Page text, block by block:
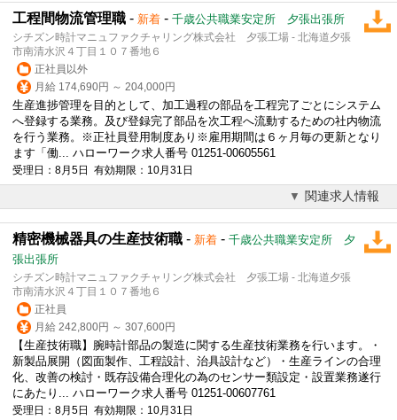
工程間物流管理職 - 新着 - 千歳公共職業安定所 夕張出張所
シチズン時計マニュファクチャリング株式会社 夕張工場 - 北海道夕張
市南清水沢４丁目１０７番地６
正社員以外
月給 174,690円 ～ 204,000円
生産進捗管理を目的として、加工過程の部品を工程完了ごとにシステム
へ登録する業務。及び登録完了部品を次工程へ流動するための社内物流
を行う業務。※正社員登用制度あり※雇用期間は６ヶ月毎の更新となり
ます「働... ハローワーク求人番号 01251-00605561
受理日：8月5日 有効期限：10月31日
関連求人情報
精密機械器具の生産技術職 - 新着 - 千歳公共職業安定所 夕
張出張所
シチズン時計マニュファクチャリング株式会社 夕張工場 - 北海道夕張
市南清水沢４丁目１０７番地６
正社員
月給 242,800円 ～ 307,600円
【生産技術職】腕時計部品の製造に関する生産技術業務を行います。・
新製品展開（図面製作、工程設計、治具設計など）・生産ラインの合理
化、改善の検討・既存設備合理化の為のセンサー類設定・設置業務遂行
にあたり... ハローワーク求人番号 01251-00607761
受理日：8月5日 有効期限：10月31日